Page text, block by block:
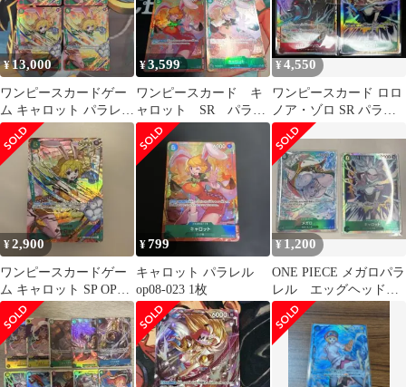
¥13,000
ワンピースカードゲー
ム キャロット パラレル
SP SR OP08-023 4枚
¥3,599
ワンピースカード キ
ャロット SR パラレ
ル 4枚
¥4,550
ワンピースカード ロロ
ノア・ゾロ SR パラレ
ルEB04-007 キャロット
¥2,900
ワンピースカードゲー
ム キャロット SP OP08-
023 パラレル【8250
¥799
キャロット パラレル
op08-023 1枚
¥1,200
ONE PIECE メガロパラ
レル エッグヘッドク
ライシス